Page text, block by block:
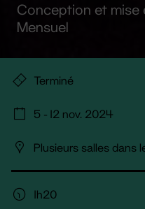
Conception et mise
Mensuel
Terminé
5 - 12 nov. 2024
Plusieurs salles dans
1h20